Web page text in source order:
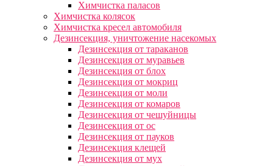
Химчистка паласов
Химчистка колясок
Химчистка кресел автомобиля
Дезинсекция, уничтожение насекомых
Дезинсекция от тараканов
Дезинсекция от муравьев
Дезинсекция от блох
Дезинсекция от мокриц
Дезинсекция от моли
Дезинсекция от комаров
Дезинсекция от чешуйницы
Дезинсекция от ос
Дезинсекция от пауков
Дезинсекция клещей
Дезинсекция от мух